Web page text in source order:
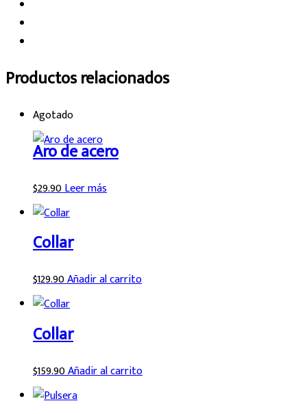
Productos relacionados
Agotado
Aro de acero
$29.90Leer más
Collar
$129.90Añadir al carrito
Collar
$159.90Añadir al carrito